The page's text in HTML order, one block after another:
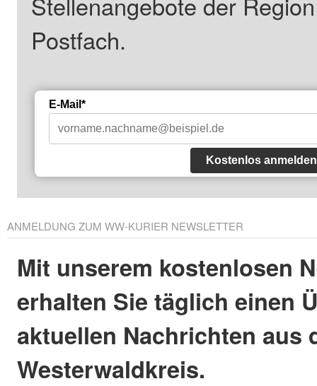
Postfach.
E-Mail*
Kostenlos anmelden
ANMELDUNG ZUM WW-KURIER NEWSLETTER
Mit unserem kostenlosen
erhalten Sie täglich einen
aktuellen Nachrichten aus
Westerwaldkreis.